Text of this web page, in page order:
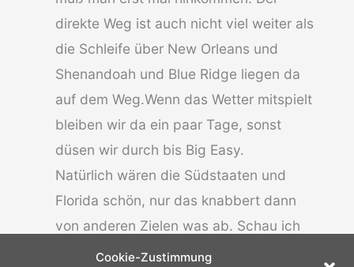
Cookie-Zustimmung
direkte Weg ist auch nicht viel weiter als
die Schleife über New Orleans und
Shenandoah und Blue Ridge liegen da
auf dem Weg.Wenn das Wetter mitspielt
bleiben wir da ein paar Tage, sonst
düsen wir durch bis Big Easy.
Natürlich wären die Südstaaten und
Florida schön, nur das knabbert dann
von anderen Zielen was ab. Schau ich
mir dann in deinen Berichten an. Ich